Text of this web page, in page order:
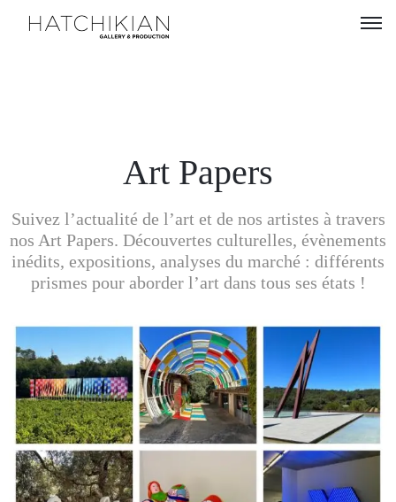
Visitez
notre
Art
Lire
notre
Magazine
Contact
Art Papers
Suivez l’actualité de l’art et de nos artistes à travers
nos Art Papers. Découvertes culturelles, évènements
inédits, expositions, analyses du marché : différents
prismes pour aborder l’art dans tous ses états !